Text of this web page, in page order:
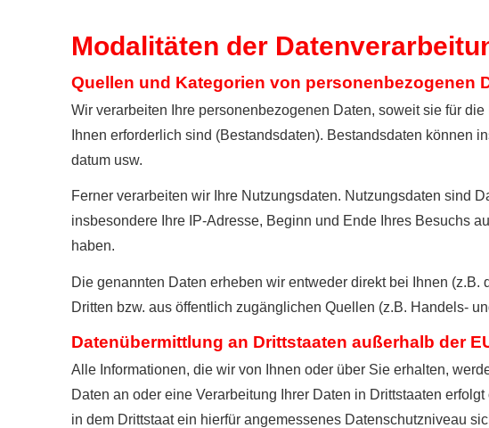
Modalitäten der
Quellen und Kategorien von personenbezogenen
Wir verarbeiten Ihre personenbezogenen Daten, soweit sie für
Ihnen erforderlich sind (Bestandsdaten). Bestandsdaten können
datum usw.
Ferner verarbeiten wir Ihre Nutzungsdaten. Nutzungsdaten sind
insbesondere Ihre IP-Adresse, Beginn und Ende Ihres Besuchs
haben.
Die genannten Daten erheben wir entweder direkt bei Ihnen
Dritten bzw. aus öffentlich zugänglichen Quellen (z.B. Handels-
Datenübermittlung an Drittstaaten außerhalb der
Alle Informationen, die wir von Ihnen oder über Sie erhalten,
Daten an oder eine Verarbeitung Ihrer Daten in Drittstaaten
in dem Drittstaat ein hierfür angemessenes Datenschutzniveau